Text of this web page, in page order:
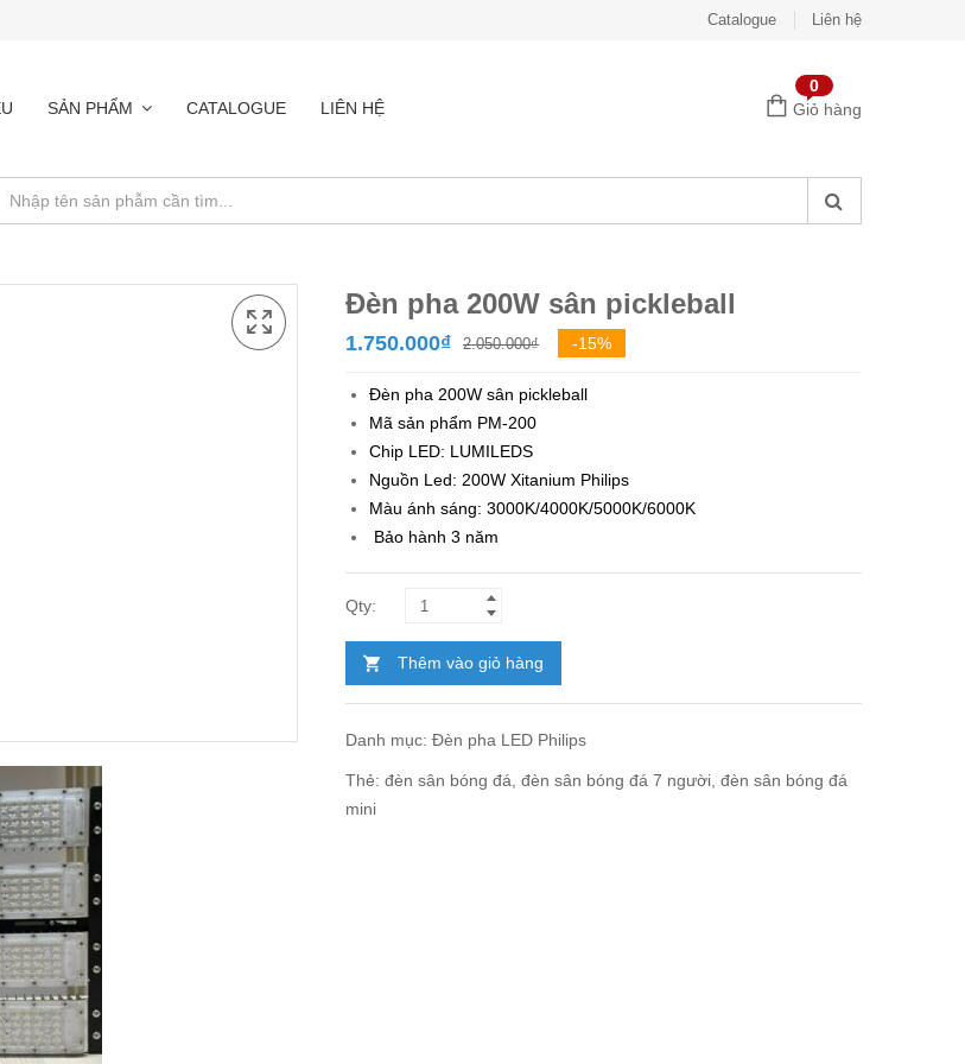
Catalogue Liên hệ
SẢN PHẨM CATALOGUE LIÊN HỆ
0
Giỏ hàng
Đèn pha 200W sân pickleball
2.050.000₫Giá
là:
1.750.000₫
Giá
tại
-15%
Đèn pha 200W sân pickleball
Mã sản phẩm PM-200
Chip LED: LUMILEDS
Nguồn Led: 200W Xitanium Philips
Màu ánh sáng: 3000K/4000K/5000K/6000K
Bảo hành 3 năm
Thêm vào giỏ hàng
Danh mục: Đèn pha LED Philips
Thẻ: đèn sân bóng đá, đèn sân bóng đá 7 người, đèn sân bóng đá
mini